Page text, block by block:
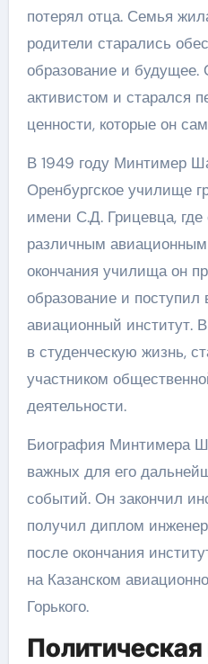
потерял отца. Семья
родители старались
образование и будущее.
активистом и старался
ценности, которые он
В 1949 году Минтимер
Оренбургское училище
имени С.Д. Грицевца, где
различным
окончания училища он
образование и поступил
авиационный институт.
в студенческую жизнь,
участником
деятельности.
Биография Минтимера
важных для его
событий. Он закончил
получил диплом
после окончания
на Казанском
Горького.